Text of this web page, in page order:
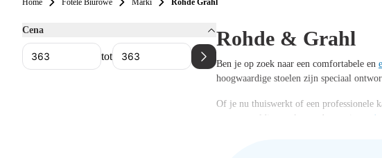
Home Fotele Biurowe Marki Rohde Grahl
Cena
tot
Rohde & Grahl
Ben je op zoek naar een comfortabele en
hoogwaardige stoelen zijn speciaal
Of je nu thuiswerkt of een professionele
een zorgvuldig geselecteerd assortiment